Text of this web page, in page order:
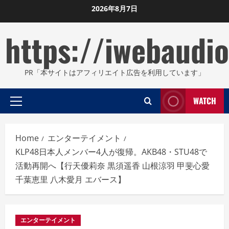
to
2026年8月7日
https://
PR「本サイトはアフィリエイト広告を利用しています」
Primary
WATCH
Home
エンターテイメント
KLP48日本人メンバー4人が復帰。AKB48・STU48で
活動再開へ【行天優莉奈 黒須遥香 山根涼羽 甲斐心愛
千葉恵里 八木愛月 エバース】
エンターテイメント